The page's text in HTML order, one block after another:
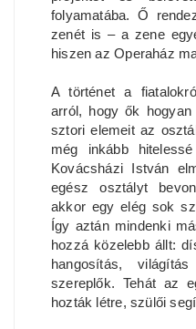
folyamatába. Ő
zenét is – a zene
hiszen az Operaház
A történet a
arról, hogy ők
sztori elemeit az
még inkább
Kovácsházi István
egész osztályt
akkor egy elég sok
Így aztán mindenki
hozzá közelebb állt:
hangosítás,
szereplők. Tehát az
hozták létre, szülői